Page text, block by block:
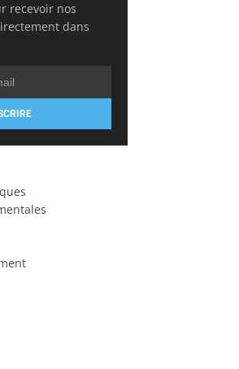
recevoir nos
dans